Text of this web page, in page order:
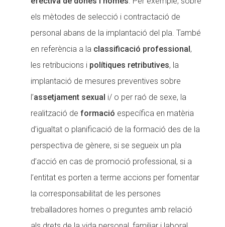
els mètodes de selecció i contractació de
personal abans de la implantació del pla. També
en referència a la classificació professional,
les retribucions i polítiques retributives, la
implantació de mesures preventives sobre
l’assetjament sexual i/ o per raó de sexe, la
realització de formació específica en matèria
d’igualtat o planificació de la formació des de la
perspectiva de gènere, si se segueix un pla
d’acció en cas de promoció professional, si a
l’entitat es porten a terme accions per fomentar
la corresponsabilitat de les persones
treballadores homes o preguntes amb relació